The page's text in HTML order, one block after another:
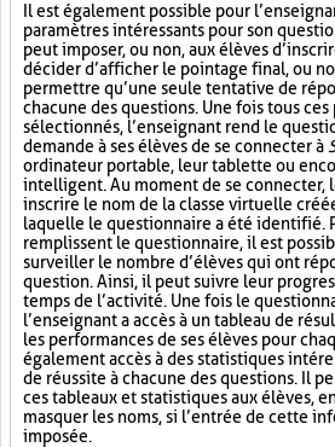
Il est également possible pour
paramètres intéressants pour son
peut imposer, ou non, aux élèves
décider d’afficher le pointage final, ou
permettre qu’une seule tentative de
chacune des questions. Une fois tous ces
sélectionnés, l’enseignant rend le
demande à ses élèves de se connecter à
ordinateur portable, leur tablette ou
intelligent. Au moment de se connecter,
inscrire le nom de la classe virtuelle
laquelle le questionnaire a été identifié.
remplissent le questionnaire, il est
surveiller le nombre d’élèves qui ont
question. Ainsi, il peut suivre leur
temps de l’activité. Une fois le
l’enseignant a accès à un tableau de
les performances de ses élèves pour
également accès à des statistiques
de réussite à chacune des questions. Il
ces tableaux et statistiques aux élèves,
masquer les noms, si l’entrée de cette
imposée.